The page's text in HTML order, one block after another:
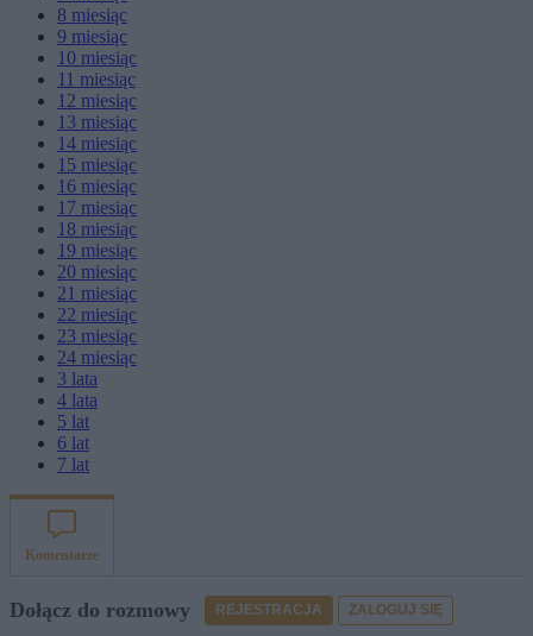
8 miesiąc
9 miesiąc
10 miesiąc
11 miesiąc
12 miesiąc
13 miesiąc
14 miesiąc
15 miesiąc
16 miesiąc
17 miesiąc
18 miesiąc
19 miesiąc
20 miesiąc
21 miesiąc
22 miesiąc
23 miesiąc
24 miesiąc
3 lata
4 lata
5 lat
6 lat
7 lat